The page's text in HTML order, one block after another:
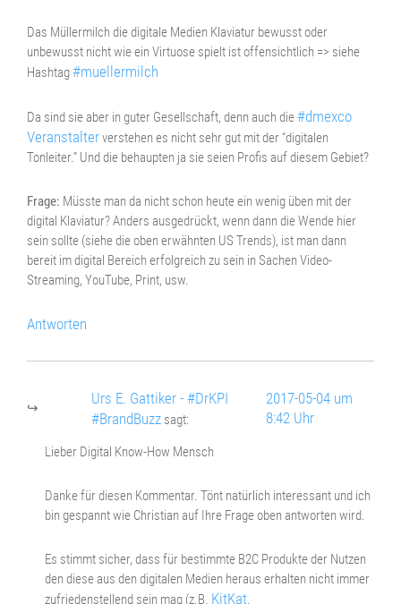
Das Müllermilch die digitale Medien Klaviatur bewusst oder
unbewusst nicht wie ein Virtuose spielt ist offensichtlich => siehe
Hashtag#muellermilch
Da sind sie aber in guter Gesellschaft, denn auch die#dmexco
Veranstalterverstehen es nicht sehr gut mit der “digitalen
Tonleiter.” Und die behaupten ja sie seien Profis auf diesem Gebiet?
Frage: Müsste man da nicht schon heute ein wenig üben mit der
digital Klaviatur? Anders ausgedrückt, wenn dann die Wende hier
sein sollte (siehe die oben erwähnten US Trends), ist man dann
bereit im digital Bereich erfolgreich zu sein in Sachen Video-
Streaming, YouTube, Print, usw.
Antworten
Urs E. Gattiker - #DrKPI
#BrandBuzz sagt:
2017-05-04 um
8:42 Uhr
Lieber Digital Know-How Mensch
Danke für diesen Kommentar. Tönt natürlich interessant und ich
bin gespannt wie Christian auf Ihre Frage oben antworten wird.
Es stimmt sicher, dass für bestimmte B2C Produkte der Nutzen
den diese aus den digitalen Medien heraus erhalten nicht immer
zufriedenstellend sein mag (z.B. KitKat.